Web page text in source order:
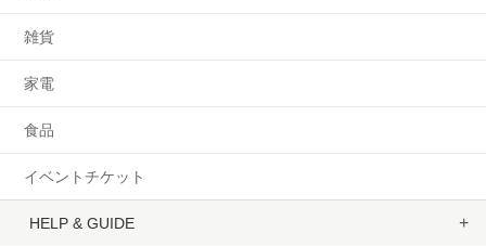
雑貨
家電
食品
イベントチケット
HELP & GUIDE